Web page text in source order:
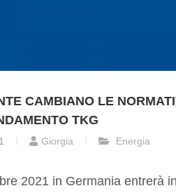
CAMBIANO LE
TKG
Giorgia Energia
2021 in Germania entrerà